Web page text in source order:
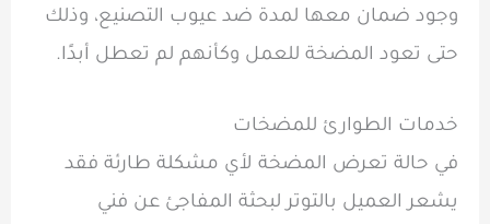
وجود ضمان معها لمدة ضد عيوب التصنيع، وذلك
حتى تعود المضخة للعمل وكأنهم لم تعطل أبدًا.
خدمات الطوارئ للمضخات
في حالة تعرض المضخة لأي مشكلة طارئة فقد
يشعر العميل بالتوتر لبحثة المفاجئ عن فني